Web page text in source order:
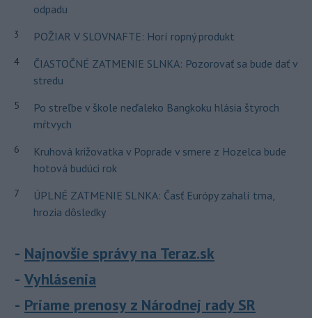
odpadu
3 POŽIAR V SLOVNAFTE: Horí ropný produkt
4
ČIASTOČNÉ ZATMENIE SLNKA: Pozorovať sa bude dať v
stredu
5
Po streľbe v škole neďaleko Bangkoku hlásia štyroch
mŕtvych
6
Kruhová križovatka v Poprade v smere z Hozelca bude
hotová budúci rok
7
ÚPLNÉ ZATMENIE SLNKA: Časť Európy zahalí tma,
hrozia dôsledky
Najnovšie správy na Teraz.sk
Vyhlásenia
Priame prenosy z Národnej rady SR